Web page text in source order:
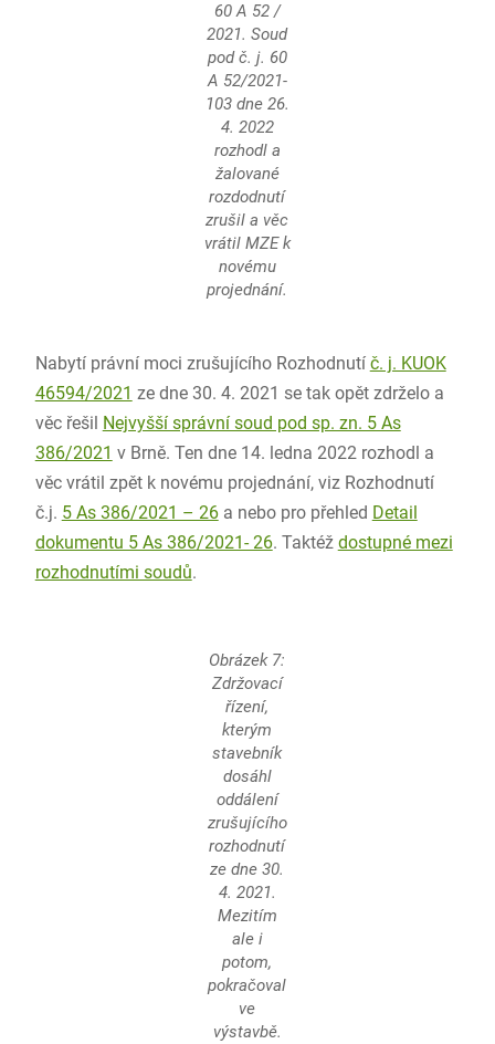
60 A 52 /
2021. Soud
pod č. j. 60
A 52/2021-
103 dne 26.
4. 2022
rozhodl a
žalované
rozdodnutí
zrušil a věc
vrátil MZE k
novému
projednání.
Nabytí právní moci zrušujícího Rozhodnutí č. j. KUOK
46594/2021 ze dne 30. 4. 2021 se tak opět zdrželo a
věc řešil Nejvyšší správní soud pod sp. zn. 5 As
386/2021 v Brně. Ten dne 14. ledna 2022 rozhodl a
věc vrátil zpět k novému projednání, viz Rozhodnutí
č.j. 5 As 386/2021 – 26a nebo pro přehled Detail
dokumentu 5 As 386/2021- 26. Taktéž dostupné mezi
rozhodnutími soudů.
Obrázek 7:
Zdržovací
řízení,
kterým
stavebník
dosáhl
oddálení
zrušujícího
rozhodnutí
ze dne 30.
4. 2021.
Mezitím
ale i
potom,
pokračoval
ve
výstavbě.